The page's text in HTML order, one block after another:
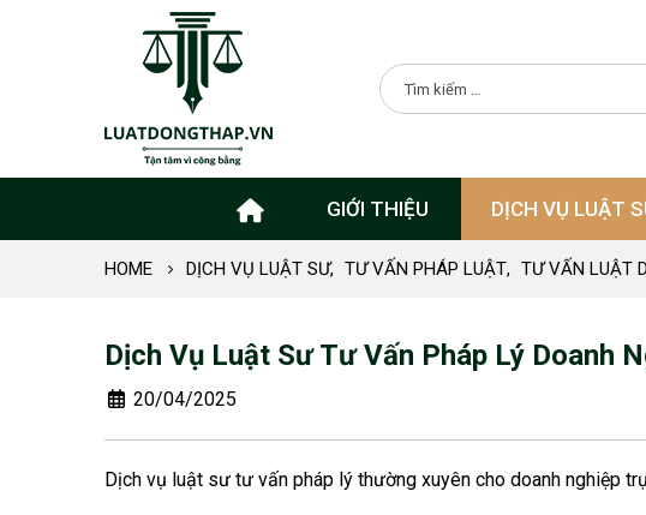
GIỚI THIỆU DỊCH VỤ LUẬT
HOME DỊCH VỤ LUẬT SƯ, TƯ VẤN PHÁP LUẬT, TƯ VẤN LUẬT
Dịch Vụ Luật Sư Tư Vấn Pháp Lý Doanh
20/04/2025
Dịch vụ luật sư tư vấn pháp lý thường xuyên cho doanh nghiệp